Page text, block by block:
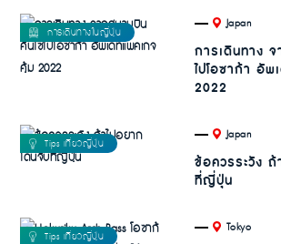
. Japan
การเดินทาง
ไปโอซาก้า อัพ
2022
. Japan
ข้อควรระวัง
ที่ญี่ปุ่น
. Tokyo